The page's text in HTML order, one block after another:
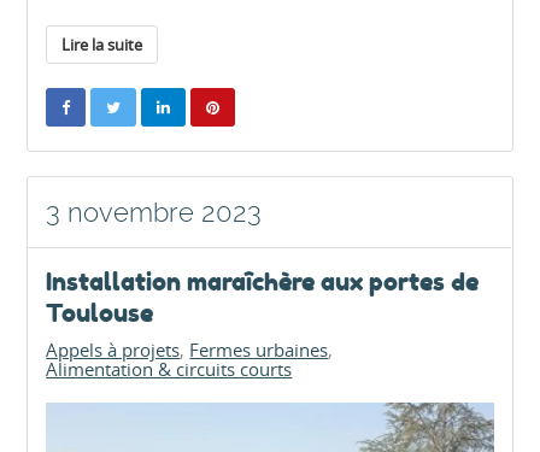
Lire la suite
3 novembre 2023
Installation maraîchère aux portes de
Toulouse
Appels à projets Fermes urbaines
Alimentation & circuits courts